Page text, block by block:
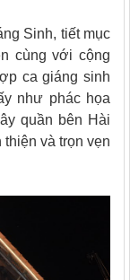
Sinh, tiết mục
cùng với cộng
ca giáng sinh
như phác họa
quần bên Hài
và trọn vẹn